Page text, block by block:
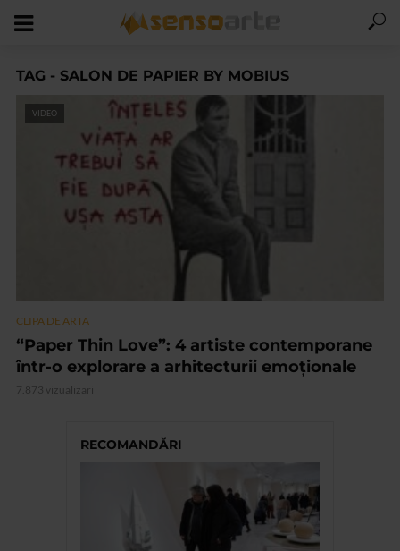
TAG - SALON DE PAPIER BY MOBIUS
VIDEO
CLIPA DE ARTA
“Paper Thin Love”: 4 artiste contemporane
într-o explorare a arhitecturii emoționale
7.873 vizualizari
RECOMANDĂRI